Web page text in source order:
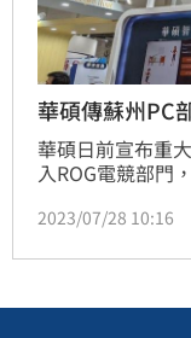
華碩傳蘇州PC
華碩日前宣布重
入ROG電競部門
工出面爆料，公
灣及大陸蘇州團
台灣華碩的PC部
2023/07/28 10:16